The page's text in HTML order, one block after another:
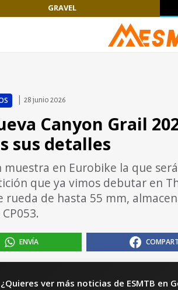
GRAVEL
28 junio 2026
Canyon Grail
sus detalles
muestra en Eurobike la que
que ya vimos debutar en
rueda de hasta 55 mm,
ENVÍA
¿Quieres ver más noticias de ESMTB en